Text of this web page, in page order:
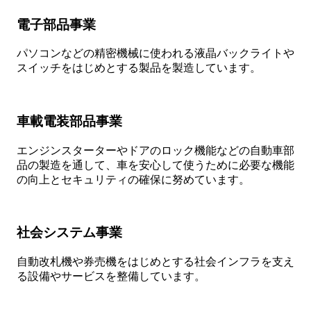
電子部品事業
パソコンなどの精密機械に使われる液晶バックライトや
スイッチをはじめとする製品を製造しています。
車載電装部品事業
エンジンスターターやドアのロック機能などの自動車部
品の製造を通して、車を安心して使うために必要な機能
の向上とセキュリティの確保に努めています。
社会システム事業
自動改札機や券売機をはじめとする社会インフラを支え
る設備やサービスを整備しています。